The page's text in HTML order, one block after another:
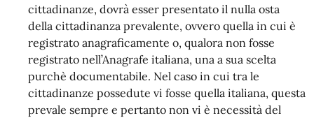
cittadinanze, dovrà esser presentato il nulla osta
della cittadinanza prevalente, ovvero quella in cui è
registrato anagraficamente o, qualora non fosse
registrato nell’Anagrafe italiana, una a sua scelta
purchè documentabile. Nel caso in cui tra le
cittadinanze possedute vi fosse quella italiana, questa
prevale sempre e pertanto non vi è necessità del